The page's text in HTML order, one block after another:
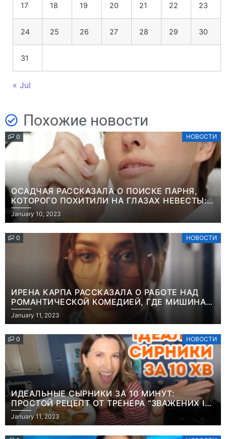
17 18 19 20 21 22 23
24 25 26 27 28 29 30
31
« Jul
Похожие новости
0 НОВОСТИ
ОСАДЧАЯ РАССКАЗАЛА О ПОИСКЕ ПАРНЯ,
КОТОРОГО ПОХИТИЛИ НА ГЛАЗАХ НЕВЕСТЫ:
“ОН ВЕСЬ УДАР ПРИНЯЛ НА СЕБЯ”
January 10, 2023
0 НОВОСТИ
ИРЕНА КАРПА РАССКАЗАЛА О РАБОТЕ НАД
РОМАНТИЧЕСКОЙ КОМЕДИЕЙ, ГДЕ МИШИНА В
РОЛИ МАТЕРИ-ОДИНОЧКИ
January 11, 2023
0 НОВОСТИ
ИДЕАЛЬНЫЕ СЫРНИКИ ЗА 10 МИНУТ:
ПРОСТОЙ РЕЦЕПТ ОТ ТРЕНЕРА “ЗВАЖЕНИХ І
ЩАСЛИВИХ” АНИТЫ ЛУЦЕНКО
January 11, 2023